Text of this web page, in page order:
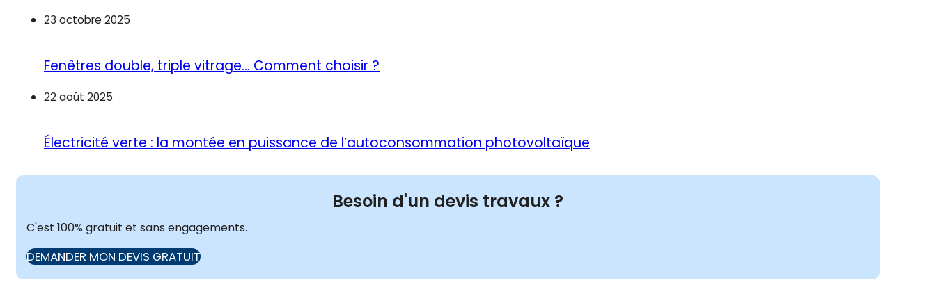
23 octobre 2025
Fenêtres double, triple vitrage… Comment choisir ?
22 août 2025
Électricité verte : la montée en puissance de l’autoconsommation photovoltaïque
Besoin d'un devis travaux ?
C'est 100% gratuit et sans engagements.
DEMANDER MON DEVIS GRATUIT